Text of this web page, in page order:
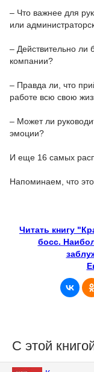
– Что важнее для
или
– Действительно
компании?
– Правда ли, что
работе всю свою
– Может ли
эмоции?
И еще 16 самых
Напоминаем, что
Читать книгу
босс.
С этой